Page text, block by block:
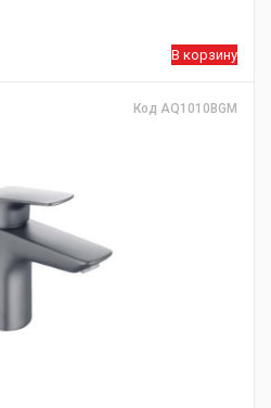
В корзину
Код AQ1010BGM